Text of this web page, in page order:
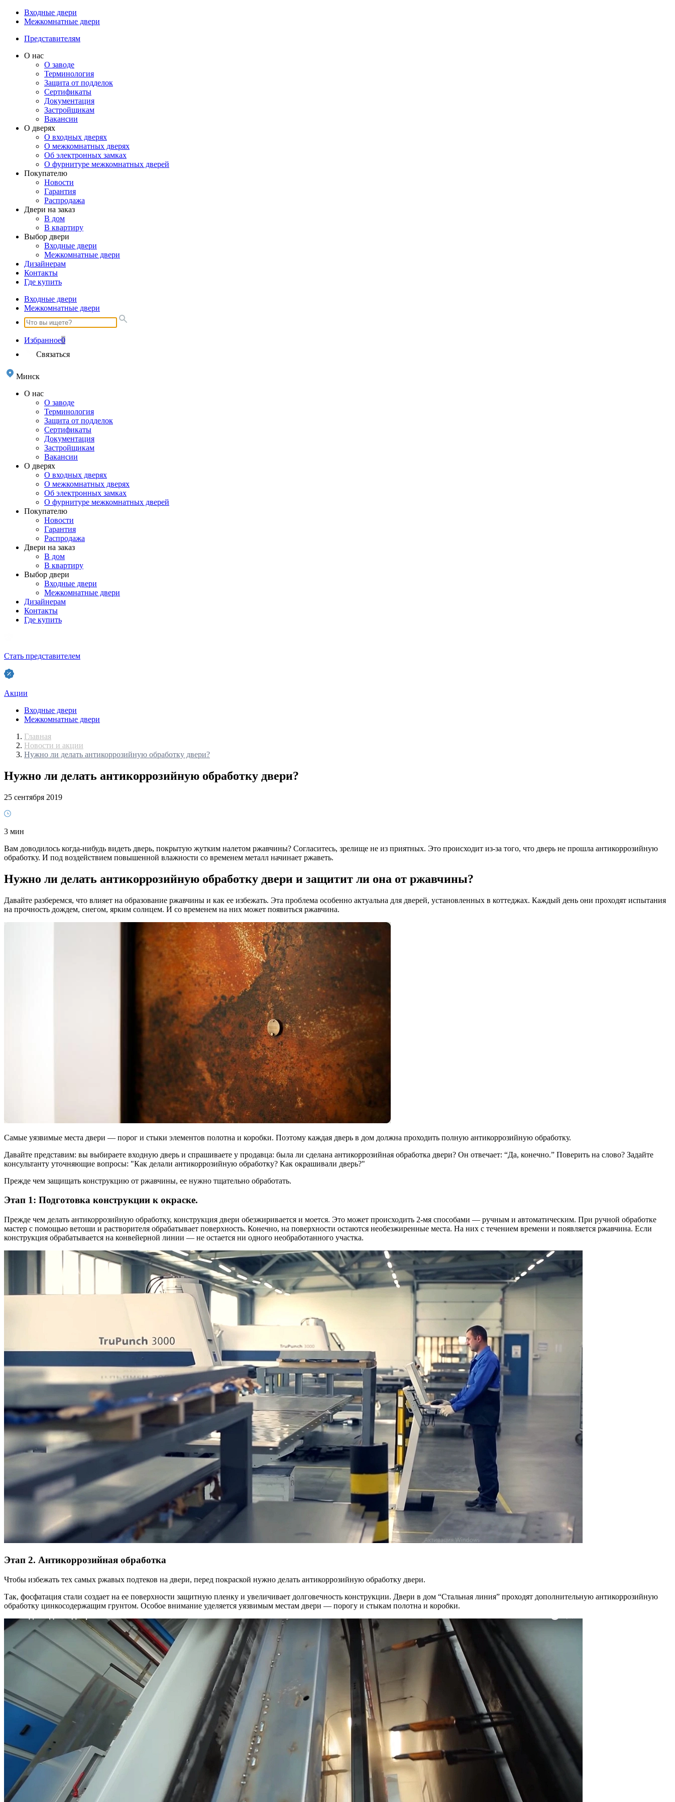
Входные двери
Межкомнатные двери
Представителям
О нас
О заводе
Терминология
Защита от подделок
Сертификаты
Документация
Застройщикам
Вакансии
О дверях
О входных дверях
О межкомнатных дверях
Об электронных замках
О фурнитуре межкомнатных дверей
Покупателю
Новости
Гарантия
Распродажа
Двери на заказ
В дом
В квартиру
Выбор двери
Входные двери
Межкомнатные двери
Дизайнерам
Контакты
Где купить
Входные двери
Межкомнатные двери
Избранное0
Связаться
Минск
О нас
О заводе
Терминология
Защита от подделок
Сертификаты
Документация
Застройщикам
Вакансии
О дверях
О входных дверях
О межкомнатных дверях
Об электронных замках
О фурнитуре межкомнатных дверей
Покупателю
Новости
Гарантия
Распродажа
Двери на заказ
В дом
В квартиру
Выбор двери
Входные двери
Межкомнатные двери
Дизайнерам
Контакты
Где купить
Стать представителем
Акции
Входные двери
Межкомнатные двери
Главная
Новости и акции
Нужно ли делать антикоррозийную обработку двери?
Нужно ли делать антикоррозийную обработку двери?
25 сентября 2019
3 мин
Вам доводилось когда-нибудь видеть дверь, покрытую жутким налетом ржавчины? Согласитесь, зрелище не из приятных. Это происходит из-за того, что дверь не прошла антикоррозийную
обработку. И под воздействием повышенной влажности со временем металл начинает ржаветь.
Нужно ли делать антикоррозийную обработку двери и защитит ли она от ржавчины?
Давайте разберемся, что влияет на образование ржавчины и как ее избежать. Эта проблема особенно актуальна для дверей, установленных в коттеджах. Каждый день они проходят испытания
на прочность дождем, снегом, ярким солнцем. И со временем на них может появиться ржавчина.
Самые уязвимые места двери — порог и стыки элементов полотна и коробки. Поэтому каждая дверь в дом должна проходить полную антикоррозийную обработку.
Давайте представим: вы выбираете входную дверь и спрашиваете у продавца: была ли сделана антикоррозийная обработка двери? Он отвечает: “Да, конечно.” Поверить на слово? Задайте
консультанту уточняющие вопросы: "Как делали антикоррозийную обработку? Как окрашивали дверь?"
Прежде чем защищать конструкцию от ржавчины, ее нужно тщательно обработать.
Этап 1: Подготовка конструкции к окраске.
Прежде чем делать антикоррозийную обработку, конструкция двери обезжиривается и моется. Это может происходить 2-мя способами — ручным и автоматическим. При ручной обработке
мастер с помощью ветоши и растворителя обрабатывает поверхность. Конечно, на поверхности остаются необезжиренные места. На них с течением времени и появляется ржавчина. Если
конструкция обрабатывается на конвейерной линии — не остается ни одного необработанного участка.
Этап 2. Антикоррозийная обработка
Чтобы избежать тех самых ржавых подтеков на двери, перед покраской нужно делать антикоррозийную обработку двери.
Так, фосфатация стали создает на ее поверхности защитную пленку и увеличивает долговечность конструкции. Двери в дом “Стальная линия” проходят дополнительную антикоррозийную
обработку цинкосодержащим грунтом. Особое внимание уделяется уязвимым местам двери — порогу и стыкам полотна и коробки.